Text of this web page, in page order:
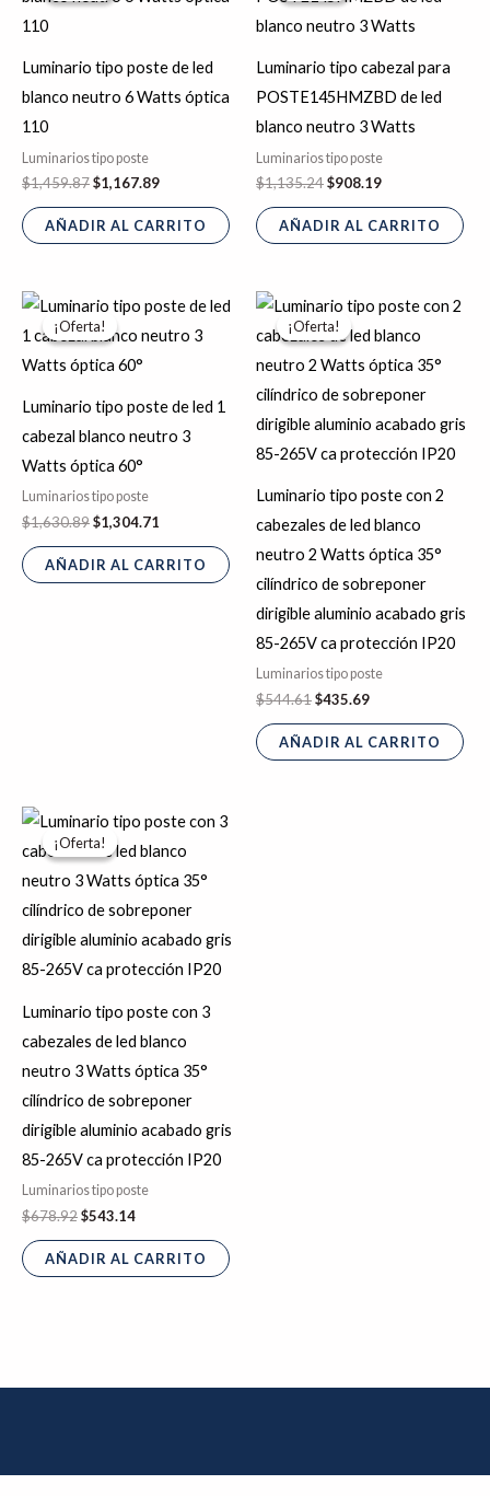
Luminario tipo poste de led
blanco neutro 6 Watts óptica
110
Luminarios tipo poste
$1,459.87$1,167.89
AÑADIR AL CARRITO
Luminario tipo cabezal para
POSTE145HMZBD de led
blanco neutro 3 Watts
Luminarios tipo poste
$1,135.24
$1,135.24.
$908.19
$908.19.
AÑADIR AL CARRITO
¡Oferta!
¡Oferta!
Luminario tipo poste de led 1
cabezal blanco neutro 3
Watts óptica 60°
Luminarios tipo poste
$1,630.89
El
precio
original
$1,630.89.
$1,304.71
precio
actual
AÑADIR AL CARRITO
¡Oferta!
¡Oferta!
Luminario tipo poste con 2
cabezales de led blanco
neutro 2 Watts óptica 35°
cilíndrico de sobreponer
dirigible aluminio acabado gris
85-265V ca protección IP20
Luminarios tipo poste
$544.61
precio
original
$544.61.
$435.69
precio
actual
$435.69.
AÑADIR AL CARRITO
¡Oferta!
¡Oferta!
Luminario tipo poste con 3
cabezales de led blanco
neutro 3 Watts óptica 35°
cilíndrico de sobreponer
dirigible aluminio acabado gris
85-265V ca protección IP20
Luminarios tipo poste
$678.92
El
precio
original
era:
$678.92.
$543.14
El
precio
actual
es:
$543.14.
AÑADIR AL CARRITO